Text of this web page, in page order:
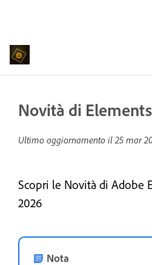
Novità di
Ultimo aggiornamento il25 mar
Scopri le Novità di Adobe
2026
Nota